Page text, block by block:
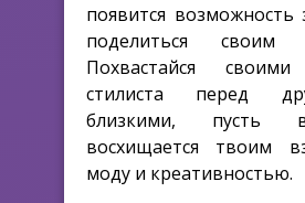
появится возможность
поделиться своим
Похвастайся
стилиста перед
близкими, пусть
восхищается твоим
моду и креативностью.